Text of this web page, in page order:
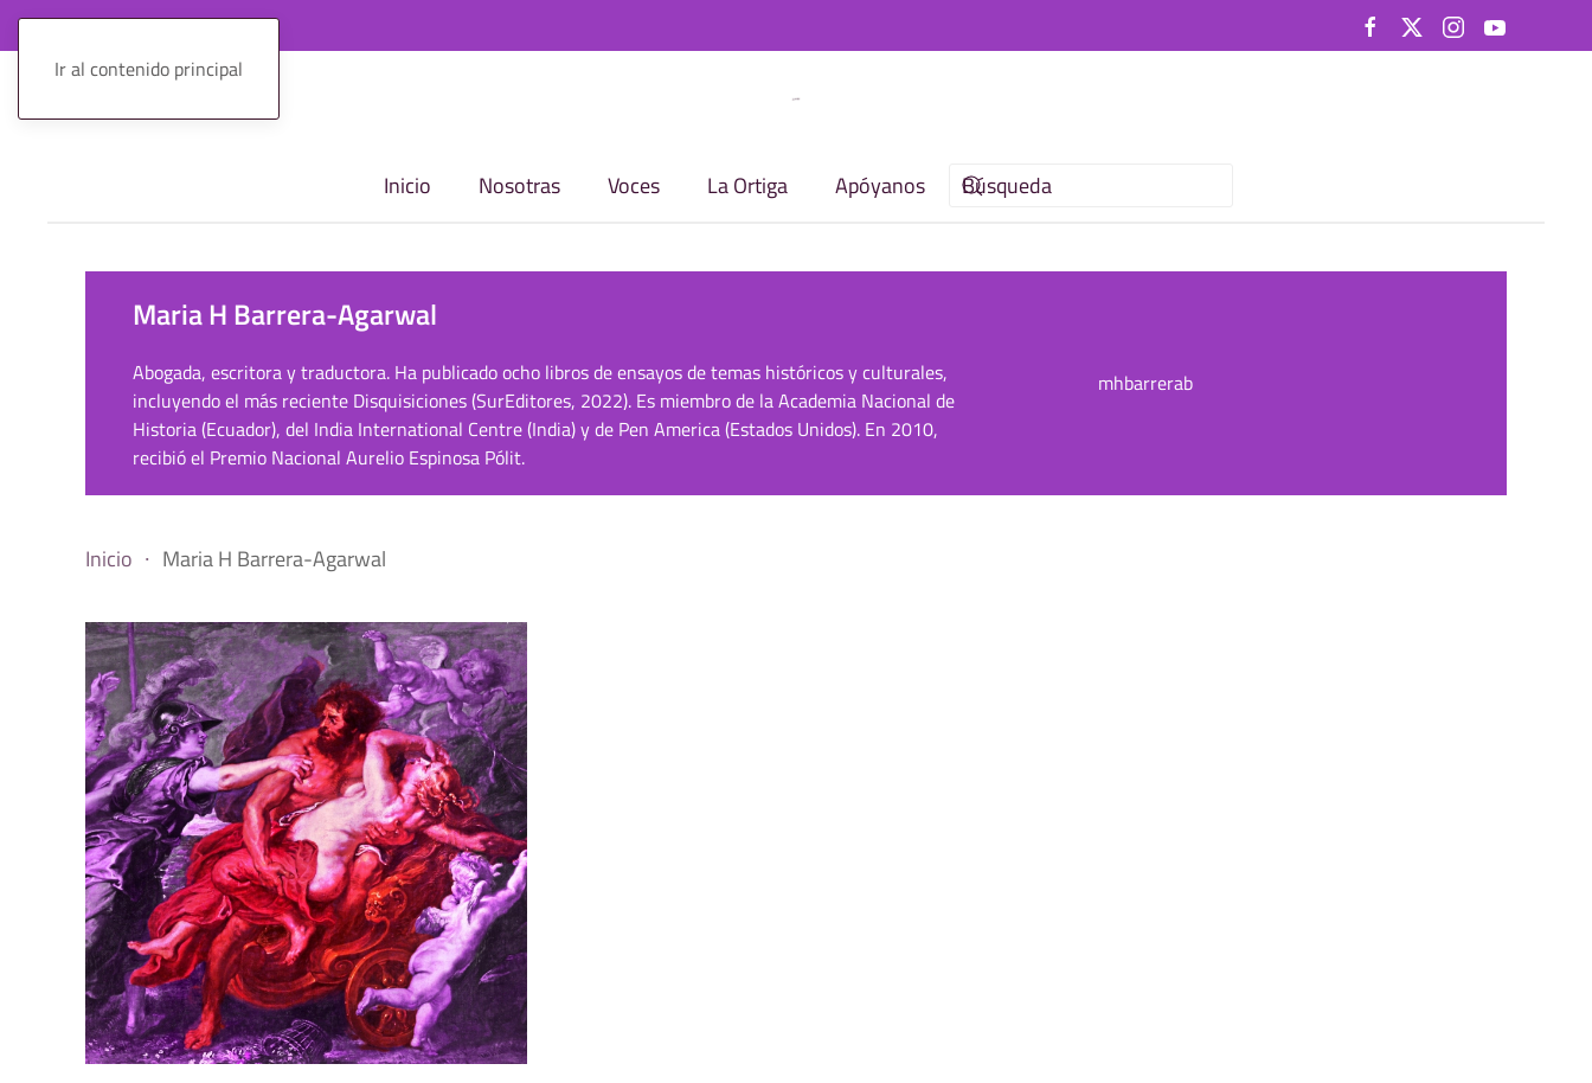
Ir al contenido principal
Inicio Nosotras Voces La Ortiga Apóyanos
Maria H Barrera-Agarwal
Abogada, escritora y traductora. Ha publicado ocho libros de ensayos de temas históricos y culturales,
incluyendo el más reciente Disquisiciones (SurEditores, 2022). Es miembro de la Academia Nacional de
Historia (Ecuador), del India International Centre (India) y de Pen America (Estados Unidos). En 2010,
recibió el Premio Nacional Aurelio Espinosa Pólit.
mhbarrerab
Inicio Maria H Barrera-Agarwal